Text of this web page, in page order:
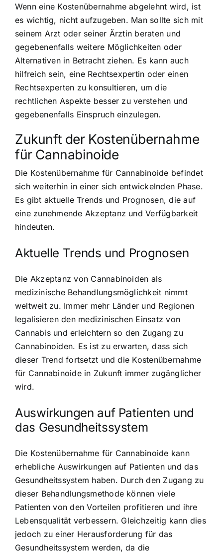
Wenn eine Kostenübernahme abgelehnt wird, ist
es wichtig, nicht aufzugeben. Man sollte sich mit
seinem Arzt oder seiner Ärztin beraten und
gegebenenfalls weitere Möglichkeiten oder
Alternativen in Betracht ziehen. Es kann auch
hilfreich sein, eine Rechtsexpertin oder einen
Rechtsexperten zu konsultieren, um die
rechtlichen Aspekte besser zu verstehen und
gegebenenfalls Einspruch einzulegen.
Zukunft der Kostenübernahme
für Cannabinoide
Die Kostenübernahme für Cannabinoide befindet
sich weiterhin in einer sich entwickelnden Phase.
Es gibt aktuelle Trends und Prognosen, die auf
eine zunehmende Akzeptanz und Verfügbarkeit
hindeuten.
Aktuelle Trends und Prognosen
Die Akzeptanz von Cannabinoiden als
medizinische Behandlungsmöglichkeit nimmt
weltweit zu. Immer mehr Länder und Regionen
legalisieren den medizinischen Einsatz von
Cannabis und erleichtern so den Zugang zu
Cannabinoiden. Es ist zu erwarten, dass sich
dieser Trend fortsetzt und die Kostenübernahme
für Cannabinoide in Zukunft immer zugänglicher
wird.
Auswirkungen auf Patienten und
das Gesundheitssystem
Die Kostenübernahme für Cannabinoide kann
erhebliche Auswirkungen auf Patienten und das
Gesundheitssystem haben. Durch den Zugang zu
dieser Behandlungsmethode können viele
Patienten von den Vorteilen profitieren und ihre
Lebensqualität verbessern. Gleichzeitig kann dies
jedoch zu einer Herausforderung für das
Gesundheitssystem werden, da die